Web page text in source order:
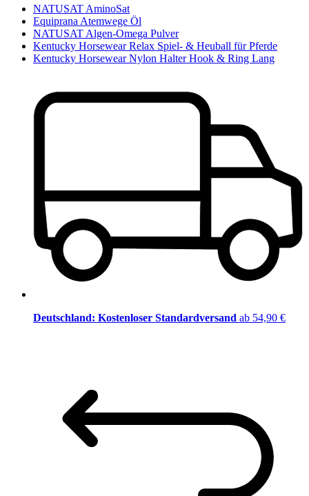
NATUSAT AminoSat
Equiprana Atemwege Öl
NATUSAT Algen-Omega Pulver
Kentucky Horsewear Relax Spiel- & Heuball für Pferde
Kentucky Horsewear Nylon Halter Hook & Ring Lang
Deutschland: Kostenloser Standardversand ab 54,90 €